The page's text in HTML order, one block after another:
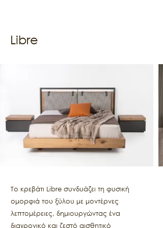
Libre
Το κρεβάτι Libre συνδυάζει τη φυσική
ομορφιά του ξύλου με μοντέρνες
λεπτομέρειες, δημιουργώντας ένα
διαχρονικό και ζεστό αισθητικό